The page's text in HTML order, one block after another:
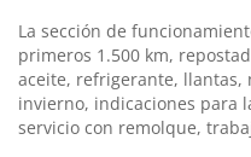
La sección de
primeros 1.500 km,
aceite, refrigerante, llantas,
invierno, indicaciones para
servicio con remolque,